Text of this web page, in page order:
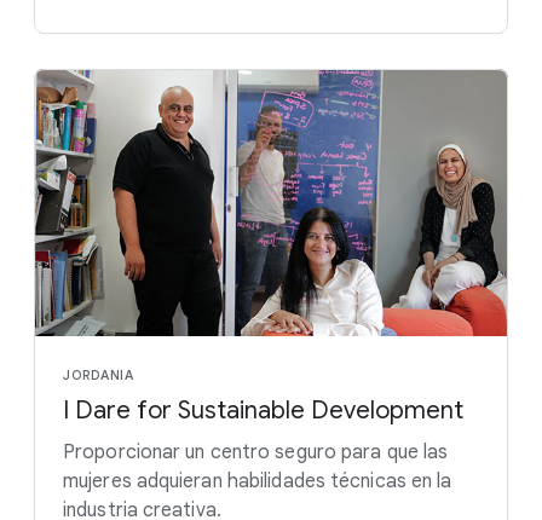
JORDANIA
I Dare for Sustainable Development
Proporcionar un centro seguro para que las
mujeres adquieran habilidades técnicas en la
industria creativa.